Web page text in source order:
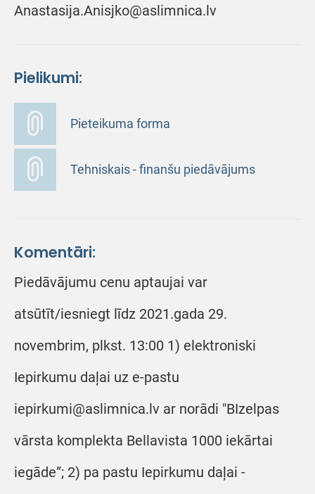
Anastasija.Anisjko@aslimnica.lv
Pielikumi:
Pieteikuma forma
Tehniskais - finanšu piedāvājums
Komentāri:
Piedāvājumu cenu aptaujai var
atsūtīt/iesniegt līdz 2021.gada 29.
novembrim, plkst. 13:00 1) elektroniski
Iepirkumu daļai uz e-pastu
iepirkumi@aslimnica.lv ar norādi "BIzelpas
vārsta komplekta Bellavista 1000 iekārtai
iegāde”; 2) pa pastu Iepirkumu daļai -